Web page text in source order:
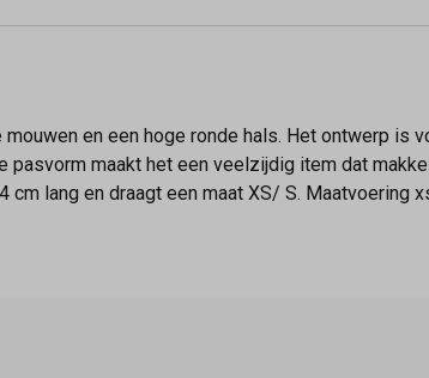
en een hoge ronde hals. Het ontwerp is
maakt het een veelzijdig item dat
lang en draagt een maat XS/ S.